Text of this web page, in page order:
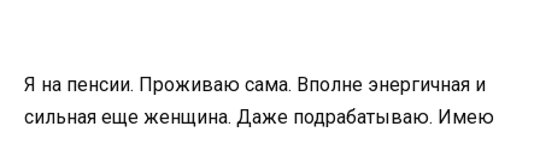
Я на пенсии. Проживаю сама. Вполне энергичная и
сильная еще женщина. Даже подрабатываю. Имею